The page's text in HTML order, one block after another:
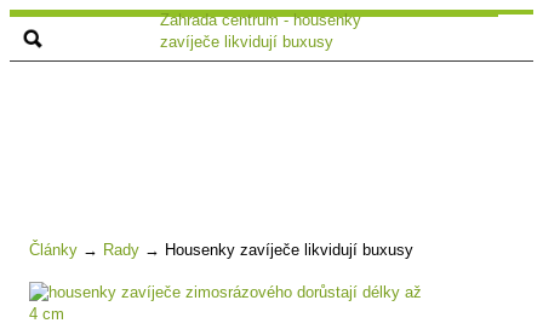
Zahrada centrum - housenky
zavíječe likvidují buxusy
Články → Rady → Housenky zavíječe likvidují buxusy